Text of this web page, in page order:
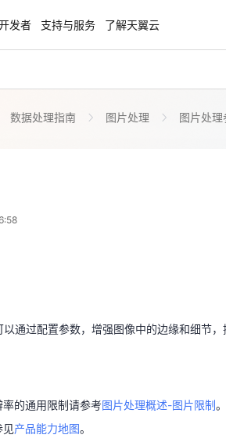
NEW 聚力AI赋能 天翼云大模
球！
“一云多芯、一云多态”,国产
要1.8折起！
云上之旅
天翼云用户体验官 NEW
发者 支持与服务 了解天翼云
数据处理指南 图片处理 图片处理
通过配置参数，增强图像中的边缘和细节，
的通用限制请参考图片处理概述-图片限制。
见产品能力地图。